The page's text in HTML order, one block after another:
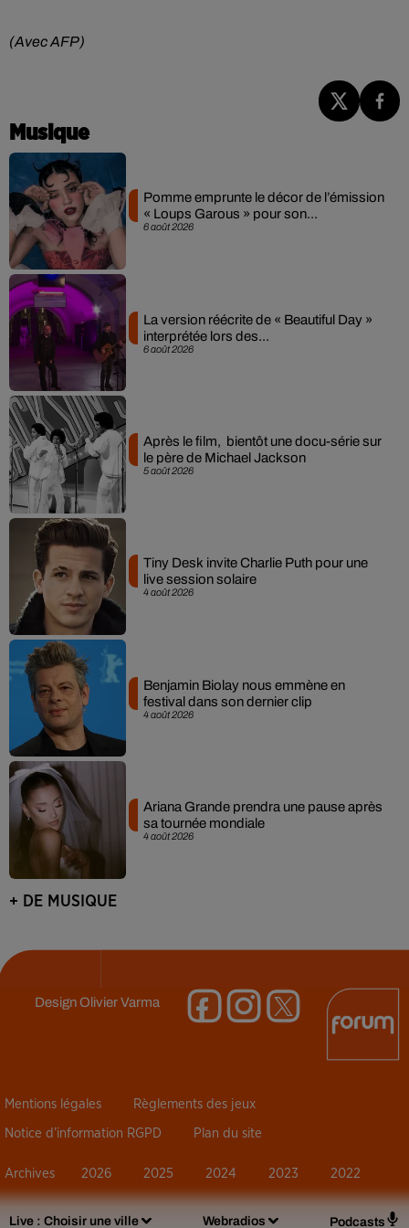
Live : Choisir une ville Webradios Podcasts
(Avec AFP)
Musique
6 août 2026
Pomme emprunte le décor de l’émission
« Loups Garous » pour son...
6 août 2026
La version réécrite de « Beautiful Day »
interprétée lors des...
5 août 2026
Après le film, bientôt une docu-série sur
le père de Michael Jackson
4 août 2026
Tiny Desk invite Charlie Puth pour une
live session solaire
4 août 2026
Benjamin Biolay nous emmène en
festival dans son dernier clip
4 août 2026
Ariana Grande prendra une pause après
sa tournée mondiale
+ DE MUSIQUE
DesignOlivier Varma
Mentions légales Règlements des jeux
Notice d’information RGPD Plan du site
Archives 2026 2025 2024 2023 2022